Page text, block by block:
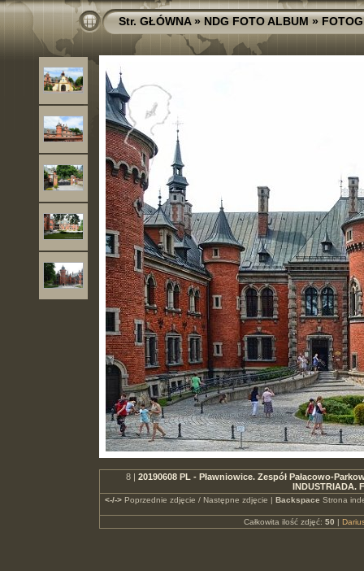
Str. GŁÓWNA»NDG FOTO ALBUM»
8 | 20190608 PL - Pławniowice. Zespół Pałacowo-
INDUSTRIADA.
<-/->Poprzednie zdjęcie / Następne zdjęcie | Backspace Strona
Całkowita ilość zdjęć: 50 |